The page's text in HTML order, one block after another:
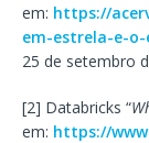
em: https://
em-estrela-e-
25 de setembro
[2] Databricks “
em: https://